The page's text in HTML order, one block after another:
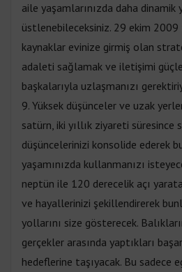
aile yaşamlarınızda daha dinamik
üstlenebileceksiniz. 29 ekim 2009
kaynaklar evinize girmiş olan
adaleti sağlamak ve iletişimi
başkalarıyla uzlaşmanızı
9. Yüksek düşünceler ve uzak
satürn, iki yıllık ziyareti süresince
düşüncelerinizi konsolide ederek
yaşamınızda kullanmanızı
neptün ile 120 derecelik açı
ve hayallerinizi şekillendirerek
yollarını size gösterecek.
gerçekler arasında yaptıkları
hedeflerine taşıyacak. Bu sadece